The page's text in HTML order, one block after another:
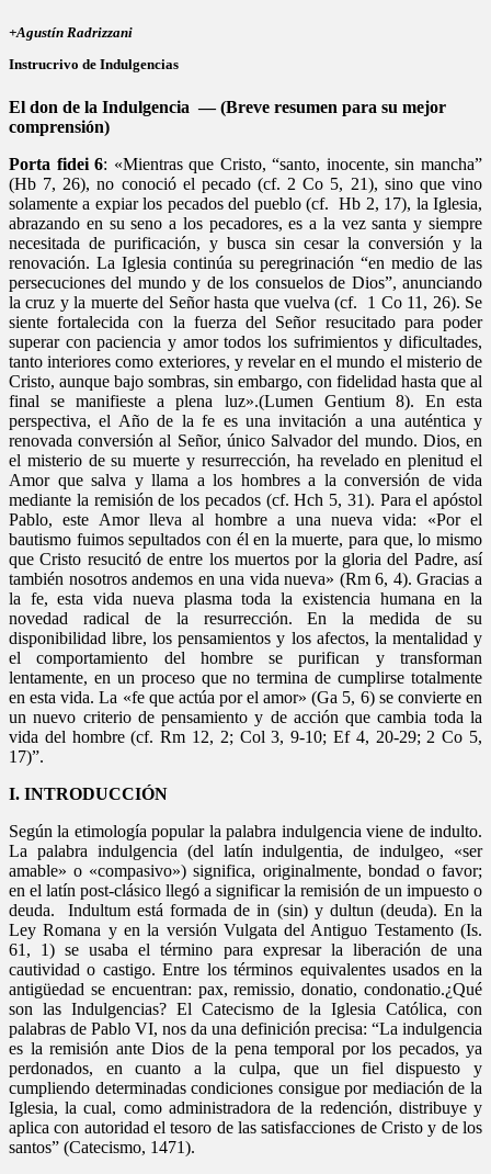
+Agustín Radrizzani
Instrucrivo de Indulgencias
El don de la Indulgencia — (Breve resumen para su mejor
comprensión)
Porta fidei 6: «Mientras que Cristo, “santo, inocente, sin mancha”
(Hb 7, 26), no conoció el pecado (cf. 2 Co 5, 21), sino que vino
solamente a expiar los pecados del pueblo (cf. Hb 2, 17), la Iglesia,
abrazando en su seno a los pecadores, es a la vez santa y siempre
necesitada de purificación, y busca sin cesar la conversión y la
renovación. La Iglesia continúa su peregrinación “en medio de las
persecuciones del mundo y de los consuelos de Dios”, anunciando
la cruz y la muerte del Señor hasta que vuelva (cf. 1 Co 11, 26). Se
siente fortalecida con la fuerza del Señor resucitado para poder
superar con paciencia y amor todos los sufrimientos y dificultades,
tanto interiores como exteriores, y revelar en el mundo el misterio de
Cristo, aunque bajo sombras, sin embargo, con fidelidad hasta que al
final se manifieste a plena luz».(Lumen Gentium 8). En esta
perspectiva, el Año de la fe es una invitación a una auténtica y
renovada conversión al Señor, único Salvador del mundo. Dios, en
el misterio de su muerte y resurrección, ha revelado en plenitud el
Amor que salva y llama a los hombres a la conversión de vida
mediante la remisión de los pecados (cf. Hch 5, 31). Para el apóstol
Pablo, este Amor lleva al hombre a una nueva vida: «Por el
bautismo fuimos sepultados con él en la muerte, para que, lo mismo
que Cristo resucitó de entre los muertos por la gloria del Padre, así
también nosotros andemos en una vida nueva» (Rm 6, 4). Gracias a
la fe, esta vida nueva plasma toda la existencia humana en la
novedad radical de la resurrección. En la medida de su
disponibilidad libre, los pensamientos y los afectos, la mentalidad y
el comportamiento del hombre se purifican y transforman
lentamente, en un proceso que no termina de cumplirse totalmente
en esta vida. La «fe que actúa por el amor» (Ga 5, 6) se convierte en
un nuevo criterio de pensamiento y de acción que cambia toda la
vida del hombre (cf. Rm 12, 2; Col 3, 9-10; Ef 4, 20-29; 2 Co 5,
17)”.
I. INTRODUCCIÓN
Según la etimología popular la palabra indulgencia viene de indulto.
La palabra indulgencia (del latín indulgentia, de indulgeo, «ser
amable» o «compasivo») significa, originalmente, bondad o favor;
en el latín post-clásico llegó a significar la remisión de un impuesto o
deuda. Indultum está formada de in (sin) y dultun (deuda). En la
Ley Romana y en la versión Vulgata del Antiguo Testamento (Is.
61, 1) se usaba el término para expresar la liberación de una
cautividad o castigo. Entre los términos equivalentes usados en la
antigüedad se encuentran: pax, remissio, donatio, condonatio.¿Qué
son las Indulgencias? El Catecismo de la Iglesia Católica, con
palabras de Pablo VI, nos da una definición precisa: “La indulgencia
es la remisión ante Dios de la pena temporal por los pecados, ya
perdonados, en cuanto a la culpa, que un fiel dispuesto y
cumpliendo determinadas condiciones consigue por mediación de la
Iglesia, la cual, como administradora de la redención, distribuye y
aplica con autoridad el tesoro de las satisfacciones de Cristo y de los
santos” (Catecismo, 1471).